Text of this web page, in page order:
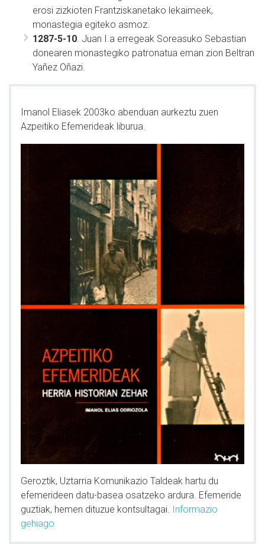
erosi zizkioten Frantziskanetako lekaimeek,
monastegia egiteko asmoz.
1287-5-10 . Juan I.a erregeak Soreasuko Sebastian
donearen monastegiko patronatua eman zion Beltran
Yañez Oñazi.
Imanol Eliasek 2003ko abenduan aurkeztu zuen
Azpeitiko Efemerideak liburua.
Geroztik, Uztarria Komunikazio Taldeak hartu du
efemerideen datu-basea osatzeko ardura. Efemeride
guztiak, hemen dituzue kontsultagai. Informazio
gehiago